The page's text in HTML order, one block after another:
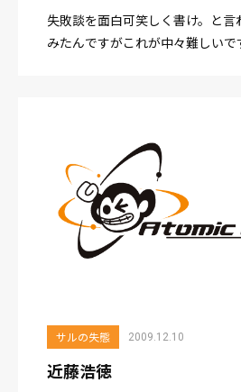
失敗談を面白可笑しく書け。と言
みたんですがこれが中々難しい
サルの失態 2009.12.10
近藤浩徳